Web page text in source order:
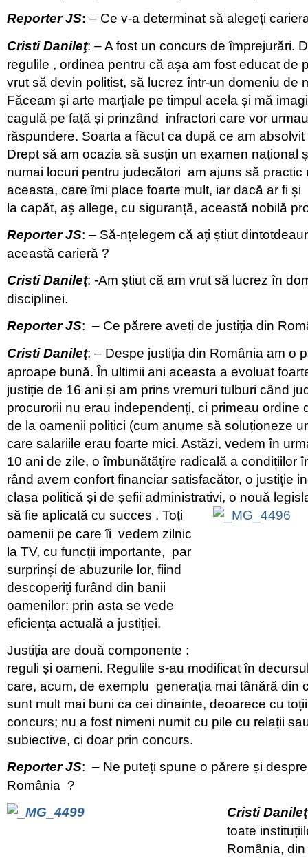
Reporter JS: – Ce v-a determinat să alegeți
Cristi Danileţ: – A fost un concurs de împrejurări.
regulile , ordinea pentru că așa am fost educat de
vrut să devin polițist, să lucrez într-un domeniu de
Făceam și arte marțiale pe timpul acela și mă
cagulă pe față și prinzând infractori care vor
răspundere. Soarta a făcut ca după ce am
Drept să am ocazia să susțin un examen național
numai locuri pentru judecători am ajuns să practic
aceasta, care îmi place foarte mult, iar dacă ar fi
la capăt, aş allege, cu siguranță, această nobilă
Reporter JS: – Să-nțelegem că ați știut
această carieră ?
Cristi Danileţ: -Am știut că am vrut să lucrez în
disciplinei.
Reporter JS: – Ce părere aveți de justiția din
Cristi Danileţ: – Despe justiția din România am o
aproape bună. În ultimii ani aceasta a evoluat
justiție de 16 ani și am prins vremuri tulburi când
procurorii nu erau independenți, ci primeau ordine
de la oamenii politici (cum anume să soluționeze
care salariile erau foarte mici. Astăzi, vedem în
10 ani de zile, o îmbunătățire radicală a condițiilor
rând avem confort financiar satisfacător, o justiție
clasa politică și de șefii administrativi, o nouă
să fie aplicată cu succes . Toți
oamenii pe care îi vedem zilnic
la TV, cu funcții importante, par
surprinși de abuzurile lor, fiind
descoperiţi furând din banii
oamenilor: prin asta se vede
eficiența actuală a justiției.
Justiția are două componente :
reguli și oameni. Regulile s-au modificat în
care, acum, de exemplu generația mai tânără din
sunt mult mai buni ca cei dinainte, deoarece cu
concurs; nu a fost nimeni numit cu pile cu relații
subiective, ci doar prin concurs.
Reporter JS: – Ne puteți spune o părere și
România ?
Cristi Danileţ
toate
România,